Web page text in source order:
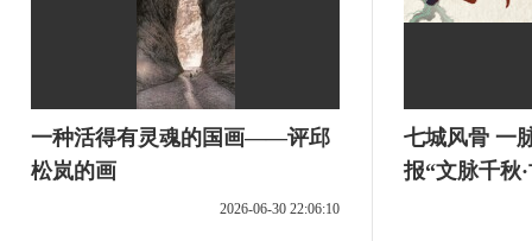
一种活得有灵魂的国画——评邱
松岚的画
2026-06-30 22:06:10
七城风骨 一
报“文脉千秋